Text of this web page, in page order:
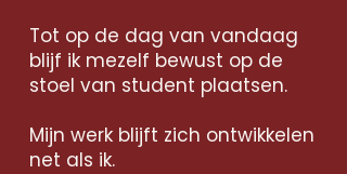
Tot op de dag van vandaag
blijf ik mezelf bewust op de
stoel van student plaatsen.
Mijn werk blijft zich ontwikkelen
net als ik.